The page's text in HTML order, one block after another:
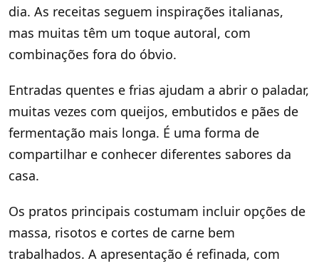
dia. As receitas seguem inspirações italianas,
mas muitas têm um toque autoral, com
combinações fora do óbvio.
Entradas quentes e frias ajudam a abrir o paladar,
muitas vezes com queijos, embutidos e pães de
fermentação mais longa. É uma forma de
compartilhar e conhecer diferentes sabores da
casa.
Os pratos principais costumam incluir opções de
massa, risotos e cortes de carne bem
trabalhados. A apresentação é refinada, com